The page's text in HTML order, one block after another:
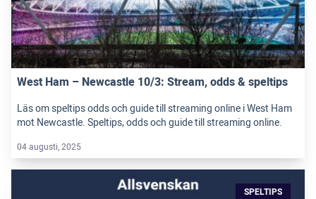
West Ham – Newcastle 10/3: Stream, odds & speltips
Läs om speltips odds och guide till streaming online i West Ham
mot Newcastle. Speltips, odds och guide till streaming online.
04 augusti, 2025
SPELTIPS